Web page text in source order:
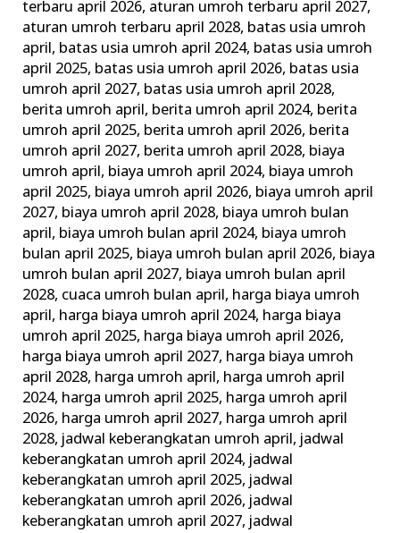
terbaru april 2026, aturan umroh terbaru april 2027,
aturan umroh terbaru april 2028, batas usia umroh
april, batas usia umroh april 2024, batas usia umroh
april 2025, batas usia umroh april 2026, batas usia
umroh april 2027, batas usia umroh april 2028,
berita umroh april, berita umroh april 2024, berita
umroh april 2025, berita umroh april 2026, berita
umroh april 2027, berita umroh april 2028, biaya
umroh april, biaya umroh april 2024, biaya umroh
april 2025, biaya umroh april 2026, biaya umroh april
2027, biaya umroh april 2028, biaya umroh bulan
april, biaya umroh bulan april 2024, biaya umroh
bulan april 2025, biaya umroh bulan april 2026, biaya
umroh bulan april 2027, biaya umroh bulan april
2028, cuaca umroh bulan april, harga biaya umroh
april, harga biaya umroh april 2024, harga biaya
umroh april 2025, harga biaya umroh april 2026,
harga biaya umroh april 2027, harga biaya umroh
april 2028, harga umroh april, harga umroh april
2024, harga umroh april 2025, harga umroh april
2026, harga umroh april 2027, harga umroh april
2028, jadwal keberangkatan umroh april, jadwal
keberangkatan umroh april 2024, jadwal
keberangkatan umroh april 2025, jadwal
keberangkatan umroh april 2026, jadwal
keberangkatan umroh april 2027, jadwal